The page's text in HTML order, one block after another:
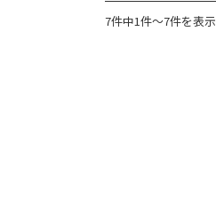
7件中1件～7件を表示